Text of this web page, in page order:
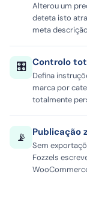
Alterou um
deteta isto
meta
🎛️ Controlo
Defina
marca por
totalmente
📡 Publicação
Sem
Fozzels